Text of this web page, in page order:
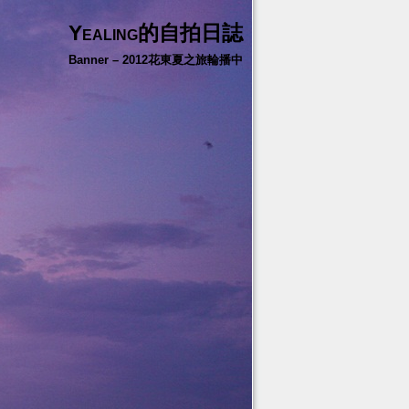
Yealing的自拍日誌
Banner – 2012花東夏之旅輪播中